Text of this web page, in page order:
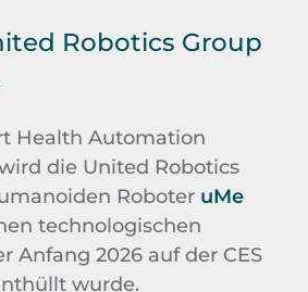
Robotics Group
Health Automation
die United Robotics
Roboter uMe
technologischen
Anfang 2026 auf der CES
wurde.